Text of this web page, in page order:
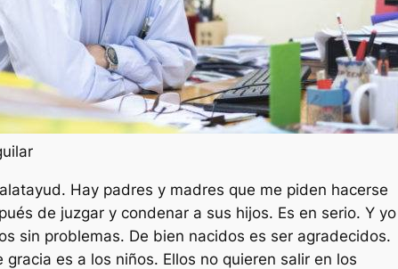
Hay padres y madres que me piden hacerse
de juzgar y condenar a sus hijos. Es en serio. Y yo
sin problemas. De bien nacidos es ser agradecidos.
gracia es a los niños. Ellos no quieren salir en los